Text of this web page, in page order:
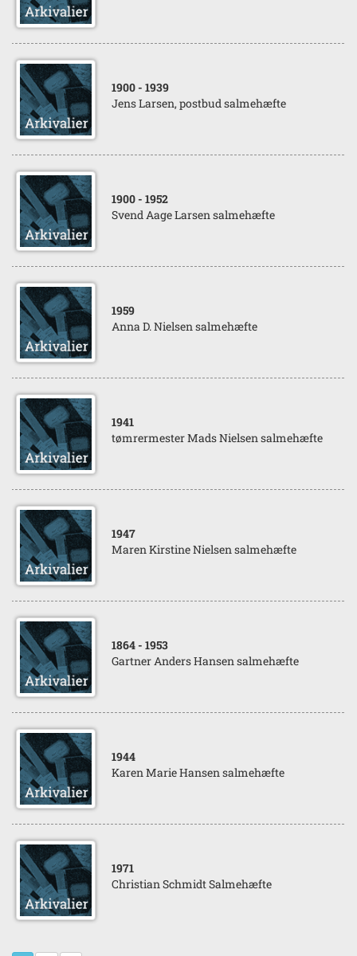
1900 - 1939
Jens Larsen, postbud salmehæfte
1900 - 1952
Svend Aage Larsen salmehæfte
1959
Anna D. Nielsen salmehæfte
1941
tømrermester Mads Nielsen salmehæfte
1947
Maren Kirstine Nielsen salmehæfte
1864 - 1953
Gartner Anders Hansen salmehæfte
1944
Karen Marie Hansen salmehæfte
1971
Christian Schmidt Salmehæfte